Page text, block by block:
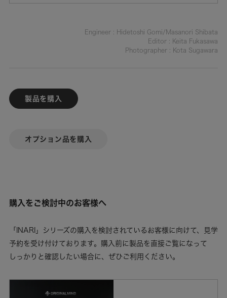
Engineer : Hidetoshi Gomi/Masanori Shibata
Editor : Keita Fukasawa
Photographer : Kota Sugawara
製品を購入
オプション品を購入
購入をご検討中のお客様へ
「INARI」シリーズの購入を検討されているお客様に向けて、見学
予約を受け付けております。購入前に製品を直接ご覧になって
しっかりと確認したい場合に、ぜひご利用ください。